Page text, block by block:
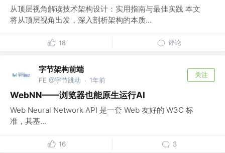
从顶层视角解读技术架构设计：实用指南与最佳实践 本文
将从顶层视角出发，深入剖析架构的本质...
18 评论
字节架构前端
FE @字节跳动 · 1年前
关注
WebNN——浏览器也能原生运行AI
Web Neural Network API 是一套 Web 友好的 W3C 标
准，其基...
16 3